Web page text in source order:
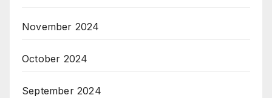
November 2024
October 2024
September 2024